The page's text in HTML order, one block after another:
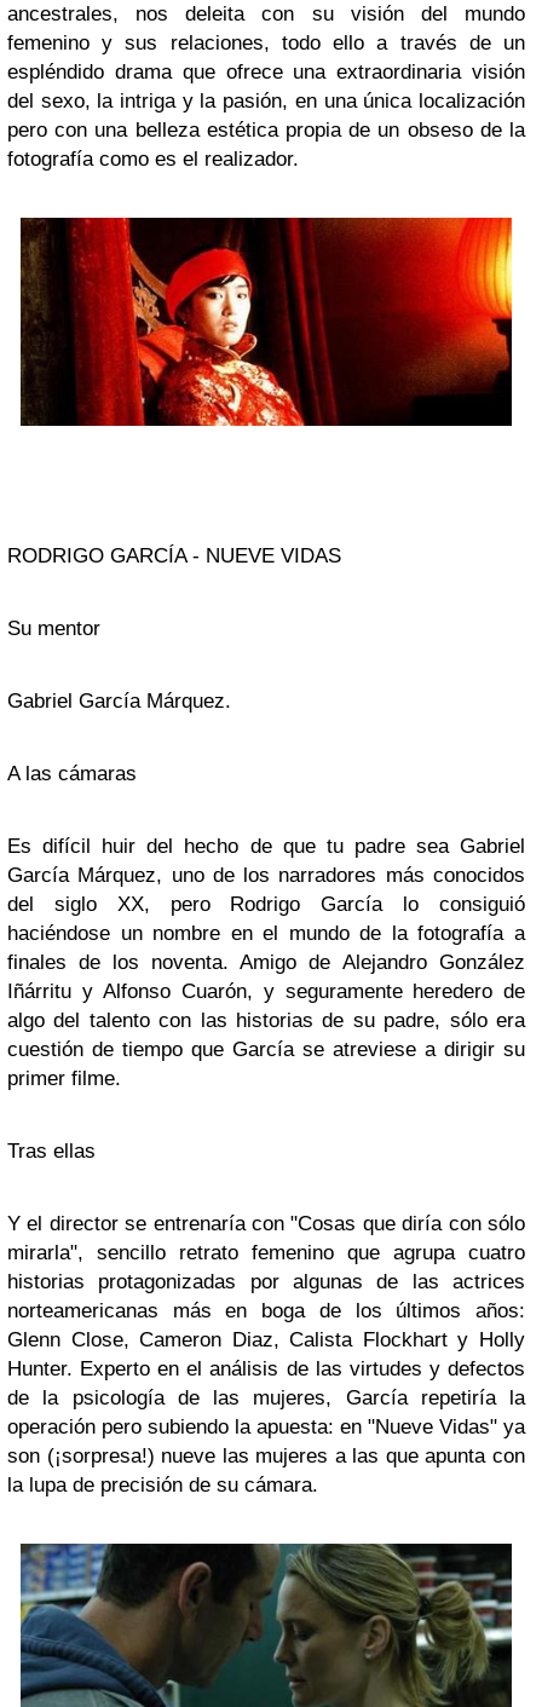
ancestrales, nos deleita con su visión del mundo
femenino y sus relaciones, todo ello a través de un
espléndido drama que ofrece una extraordinaria visión
del sexo, la intriga y la pasión, en una única localización
pero con una belleza estética propia de un obseso de la
fotografía como es el realizador.
RODRIGO GARCÍA - NUEVE VIDAS
Su mentor
Gabriel García Márquez.
A las cámaras
Es difícil huir del hecho de que tu padre sea Gabriel
García Márquez, uno de los narradores más conocidos
del siglo XX, pero
Rodrigo Garcíalo consiguió
haciéndose un nombre en el mundo de la fotografía a
finales de los noventa. Amigo de Alejandro González
Iñárritu yAlfonso Cuarón, y seguramente heredero de
algo del talento con las historias de su padre, sólo era
cuestión de tiempo que García se atreviese a dirigir su
primer filme.
Tras ellas
Y el director se entrenaría con"Cosas que diría con sólo
mirarla", sencillo retrato femenino que agrupa cuatro
historias protagonizadas por algunas de las actrices
norteamericanas más en boga de los últimos años:
Glenn Close, Cameron Diaz, Calista Flockhart y Holly
Hunter. Experto en el análisis de las virtudes y defectos
de la psicología de las mujeres, García repetiría la
operación pero subiendo la apuesta: en "Nueve Vidas" ya
son (¡sorpresa!) nueve las mujeres a las que apunta con
la lupa de precisión de su cámara.